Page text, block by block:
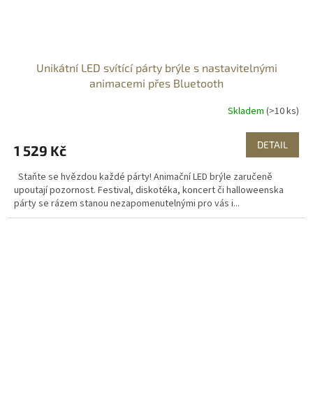
Unikátní LED svítící párty brýle s nastavitelnými
animacemi přes Bluetooth
Skladem (>10 ks)
1 529 Kč DETAIL
Staňte se hvězdou každé párty! Animační LED brýle zaručeně
upoutají pozornost. Festival, diskotéka, koncert či halloweenska
párty se rázem stanou nezapomenutelnými pro vás i...